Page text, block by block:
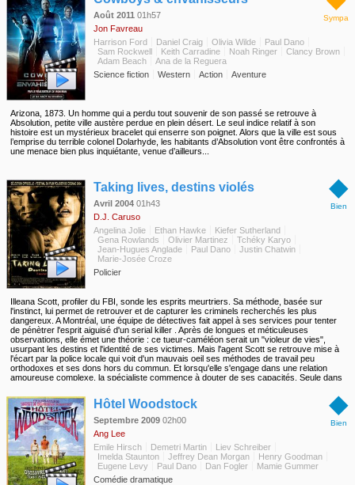
Sympa
Août 2011 01h57
Jon Favreau
Harrison Ford
Daniel Craig Olivia Wilde
Paul Dano
Sam Rockwell
Keith Carradine Noah Ringer
Clancy Brown
Adam Beach
Ana de la Reguera
Science fiction
Western Action Aventure
Arizona, 1873. Un homme qui a perdu tout souvenir de son passé se retrouve à
Absolution, petite ville austère perdue en plein désert. Le seul indice relatif à son
histoire est un mystérieux bracelet qui enserre son poignet. Alors que la ville est sous
l’emprise du terrible colonel Dolarhyde, les habitants d’Absolution vont être confrontés à
une menace bien plus inquiétante, venue d’ailleurs...
◆
Bien
Taking lives, destins violés
Avril 2004 01h43
D.J. Caruso
Angelina Jolie
Ethan Hawke
Kiefer Sutherland
Gena Rowlands
Olivier Martinez
Tchéky Karyo
Jean-Hugues Anglade
Paul Dano
Justin Chatwin
Marie-Josée Croze
Policier
Illeana Scott, profiler du FBI, sonde les esprits meurtriers. Sa méthode, basée sur
l'instinct, lui permet de retrouver et de capturer les criminels recherchés les plus
dangereux. A Montréal, une équipe de détectives fait appel à ses services pour tenter
de pénètrer l'esprit aiguisé d'un serial killer . Après de longues et méticuleuses
observations, elle émet une théorie : ce tueur-caméléon serait un "violeur de vies",
usurpant les destins et l'identité de ses victimes. Mais l'agent Scott se retrouve mise à
l'écart par la police locale qui voit d'un mauvais oeil ses méthodes de travail peu
orthodoxes et ses dons hors du commun. Et lorsqu'elle s'engage dans une relation
amoureuse complexe, la spécialiste commence à douter de ses capacités. Seule dans
embarquée dans un voyage terrifiant.
◆
Bien
Hôtel Woodstock
Septembre 2009 02h00
Ang Lee
Emile Hirsch
Demetri Martin
Liev Schreiber
Imelda Staunton
Jeffrey Dean Morgan
Henry Goodman
Eugene Levy
Paul Dano Dan Fogler
Mamie Gummer
Comédie dramatique